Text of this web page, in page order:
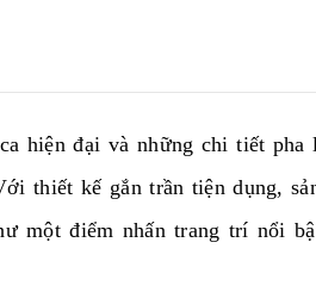
hiện đại và những chi tiết pha
thiết kế gắn trần tiện dụng,
một điểm nhấn trang trí nổi